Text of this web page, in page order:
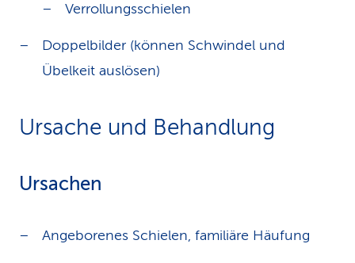
Verrollungsschielen
Doppelbilder (können Schwindel und
Übelkeit auslösen)
Ursache und Behandlung
Ursachen
Angeborenes Schielen, familiäre Häufung